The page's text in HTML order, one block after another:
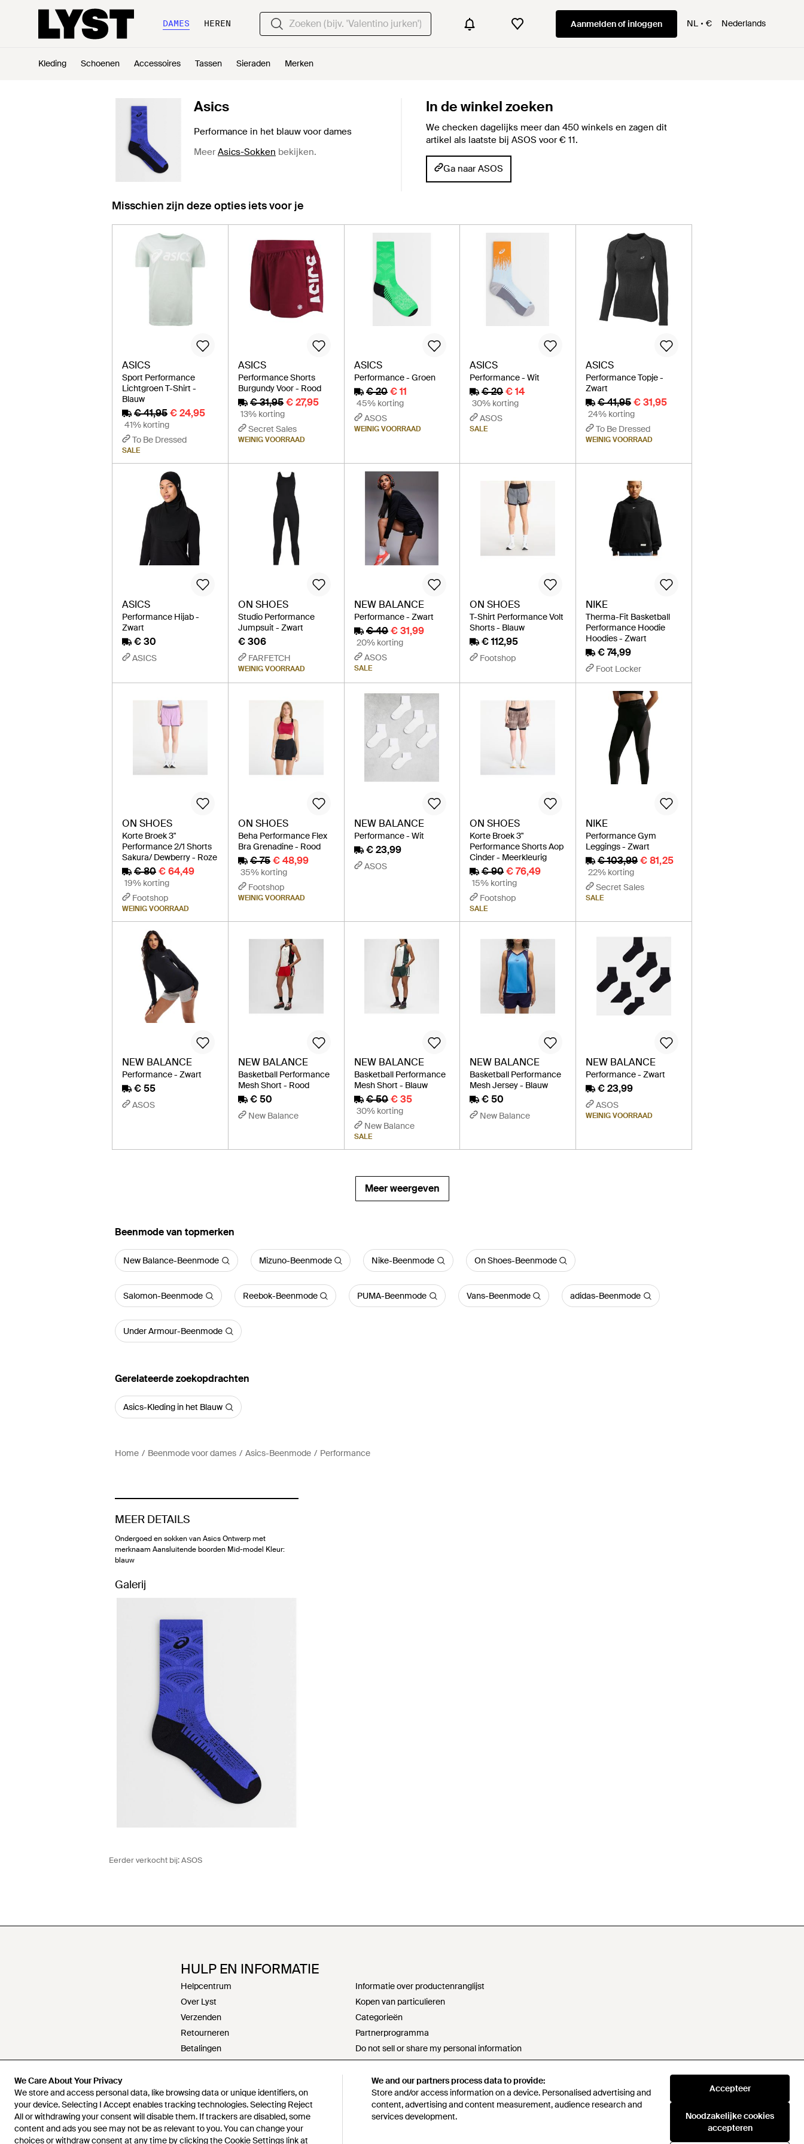
We Care About Your Privacy
We store and access personal data, like browsing data or unique identifiers, on
your device. Selecting I Accept enables tracking technologies. Selecting Reject
All or withdrawing your consent will disable them. If trackers are disabled, some
content and ads you see may not be as relevant to you. You can change your
choices or withdraw consent at any time by clicking the Cookie Settings link at
We and our partners process data to provide:
Store and/or access information on a device. Personalised advertising and
content, advertising and content measurement, audience research and
services development.
Accepteer
Noodzakelijke cookies
accepteren
DAMES HEREN Aanmelden of inloggen NL € Nederlands
Kleding Schoenen Accessoires Tassen Sieraden Merken
Asics
Performance in het blauw voor dames
Meer Asics-Sokken bekijken.
In de winkel zoeken
We checken dagelijks meer dan 450 winkels en zagen dit
artikel als laatste bij ASOS voor € 11.
Ga naar ASOS
Misschien zijn deze opties iets voor je
ASICS
Sport Performance
Lichtgroen T-Shirt -
Blauw
€ 41,95€ 24,95
41% korting
To Be Dressed
SALE
ASICS
Performance Shorts
Burgundy Voor - Rood
€ 31,95 € 27,95
13% korting
Secret Sales
WEINIG VOORRAAD
ASICS
Performance - Groen
€ 20 € 11
45% korting
ASOS
WEINIG VOORRAAD
ASICS
Performance - Wit
€ 20 € 14
30% korting
ASOS
SALE
ASICS
Performance Topje -
Zwart
€ 41,95€ 31,95
24% korting
To Be Dressed
WEINIG VOORRAAD
ASICS
Performance Hijab -
Zwart
€ 30
ASICS
ON SHOES
Studio Performance
Jumpsuit - Zwart
€ 306
FARFETCH
WEINIG VOORRAAD
NEW BALANCE
Performance - Zwart
€ 40 € 31,99
20% korting
ASOS
SALE
ON SHOES
T-Shirt Performance Volt
Shorts - Blauw
€ 112,95
Footshop
NIKE
Therma-Fit Basketball
Performance Hoodie
Hoodies - Zwart
€ 74,99
Foot Locker
ON SHOES
Korte Broek 3"
Performance 2/1 Shorts
Sakura/ Dewberry - Roze
€ 80€ 64,49
19% korting
Footshop
WEINIG VOORRAAD
ON SHOES
Beha Performance Flex
Bra Grenadine - Rood
€ 75 € 48,99
35% korting
Footshop
WEINIG VOORRAAD
NEW BALANCE
Performance - Wit
€ 23,99
ASOS
ON SHOES
Korte Broek 3"
Performance Shorts Aop
Cinder - Meerkleurig
€ 90 € 76,49
15% korting
Footshop
SALE
NIKE
Performance Gym
Leggings - Zwart
€ 103,99€ 81,25
22% korting
Secret Sales
SALE
NEW BALANCE
Performance - Zwart
€ 55
ASOS
NEW BALANCE
Basketball Performance
Mesh Short - Rood
€ 50
New Balance
NEW BALANCE
Basketball Performance
Mesh Short - Blauw
€ 50 € 35
30% korting
New Balance
SALE
NEW BALANCE
Basketball Performance
Mesh Jersey - Blauw
€ 50
New Balance
NEW BALANCE
Performance - Zwart
€ 23,99
ASOS
WEINIG VOORRAAD
Meer weergeven
‪Beenmode‬ van topmerken
New Balance-Beenmode Mizuno-Beenmode Nike-Beenmode On Shoes-Beenmode
Salomon-Beenmode Reebok-Beenmode PUMA-Beenmode Vans-Beenmode adidas-Beenmode
Under Armour-Beenmode
Gerelateerde zoekopdrachten
Asics-Kleding in het Blauw
Home Beenmode voor dames Asics-Beenmode Performance
MEER DETAILS
Ondergoed en sokken van Asics Ontwerp met
merknaam Aansluitende boorden Mid-model Kleur:
blauw
Galerij
Eerder verkocht bij:ASOS
HULP EN INFORMATIE
Helpcentrum
Over Lyst
Verzenden
Retourneren
Betalingen
Retourneren
Contact
Algemene voorwaarden
Privacy en cookies
Intellectueel eigendom
Informatie over productenranglijst
Kopen van particulieren
Categorieën
Partnerprogramma
Do not sell or share my personal information
Verklaring moderne slavernij
s172-verklaring
Beleid verantwoord inkopen
Gedragscode